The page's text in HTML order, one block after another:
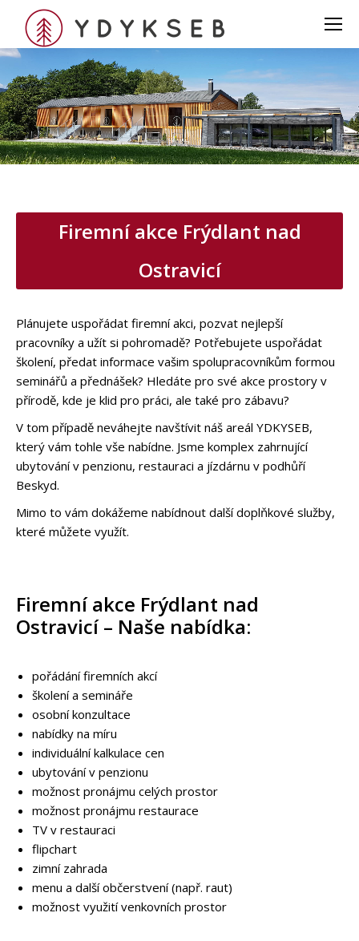
Firemní akce Frýdlant nad
Ostravicí
Plánujete uspořádat firemní akci, pozvat nejlepší
pracovníky a užít si pohromadě? Potřebujete uspořádat
školení, předat informace vašim spolupracovníkům formou
seminářů a přednášek? Hledáte pro své akce prostory v
přírodě, kde je klid pro práci, ale také pro zábavu?
V tom případě neváhejte navštívit náš areál YDKYSEB,
který vám tohle vše nabídne. Jsme komplex zahrnující
ubytování v penzionu, restauraci a jízdárnu v podhůří
Beskyd.
Mimo to vám dokážeme nabídnout další doplňkové služby,
které můžete využít.
Firemní akce Frýdlant nad
Ostravicí – Naše nabídka:
pořádání firemních akcí
školení a semináře
osobní konzultace
nabídky na míru
individuální kalkulace cen
ubytování v penzionu
možnost pronájmu celých prostor
možnost pronájmu restaurace
TV v restauraci
flipchart
zimní zahrada
menu a další občerstvení (např. raut)
možnost využití venkovních prostor